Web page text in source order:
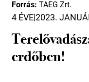
Forrás: TAEG Zrt.
4 ÉVE|2023.
erdőben!